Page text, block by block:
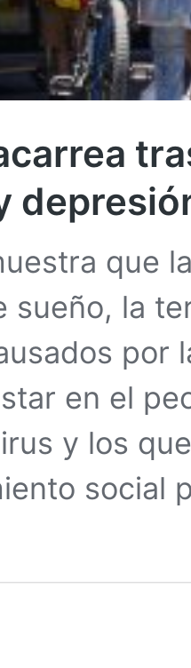
que
sueño, la
por
en el
y los
social